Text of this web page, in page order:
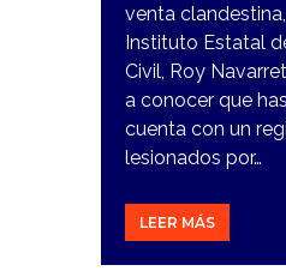
venta
Instituto Estatal
Civil, Roy
a conocer que
cuenta con un
lesionados por…
LEER MÁS